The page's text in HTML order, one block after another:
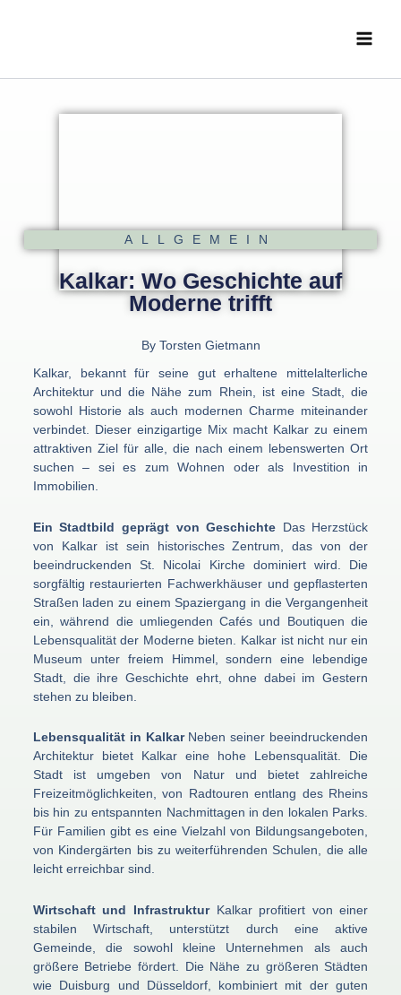
Menu
ALLGEMEIN
Kalkar: Wo Geschichte auf
Moderne trifft
ByTorsten Gietmann
Kalkar, bekannt für seine gut erhaltene mittelalterliche
Architektur und die Nähe zum Rhein, ist eine Stadt, die
sowohl Historie als auch modernen Charme miteinander
verbindet. Dieser einzigartige Mix macht Kalkar zu einem
attraktiven Ziel für alle, die nach einem lebenswerten Ort
suchen – sei es zum Wohnen oder als Investition in
Immobilien.
Ein Stadtbild geprägt von Geschichte Das Herzstück
von Kalkar ist sein historisches Zentrum, das von der
beeindruckenden St. Nicolai Kirche dominiert wird. Die
sorgfältig restaurierten Fachwerkhäuser und gepflasterten
Straßen laden zu einem Spaziergang in die Vergangenheit
ein, während die umliegenden Cafés und Boutiquen die
Lebensqualität der Moderne bieten. Kalkar ist nicht nur ein
Museum unter freiem Himmel, sondern eine lebendige
Stadt, die ihre Geschichte ehrt, ohne dabei im Gestern
stehen zu bleiben.
Lebensqualität in KalkarNeben seiner beeindruckenden
Architektur bietet Kalkar eine hohe Lebensqualität. Die
Stadt ist umgeben von Natur und bietet zahlreiche
Freizeitmöglichkeiten, von Radtouren entlang des Rheins
bis hin zu entspannten Nachmittagen in den lokalen Parks.
Für Familien gibt es eine Vielzahl von Bildungsangeboten,
von Kindergärten bis zu weiterführenden Schulen, die alle
leicht erreichbar sind.
Wirtschaft und InfrastrukturKalkar profitiert von einer
stabilen Wirtschaft, unterstützt durch eine aktive
Gemeinde, die sowohl kleine Unternehmen als auch
größere Betriebe fördert. Die Nähe zu größeren Städten
wie Duisburg und Düsseldorf, kombiniert mit der guten